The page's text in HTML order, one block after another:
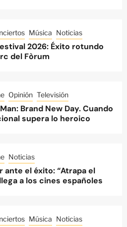
Música Noticias
2026: Éxito rotundo
del Fòrum
Opinión Televisión
Brand New Day. Cuando
supera lo heroico
Noticias
ante el éxito: “Atrapa el
a los cines españoles
Música Noticias